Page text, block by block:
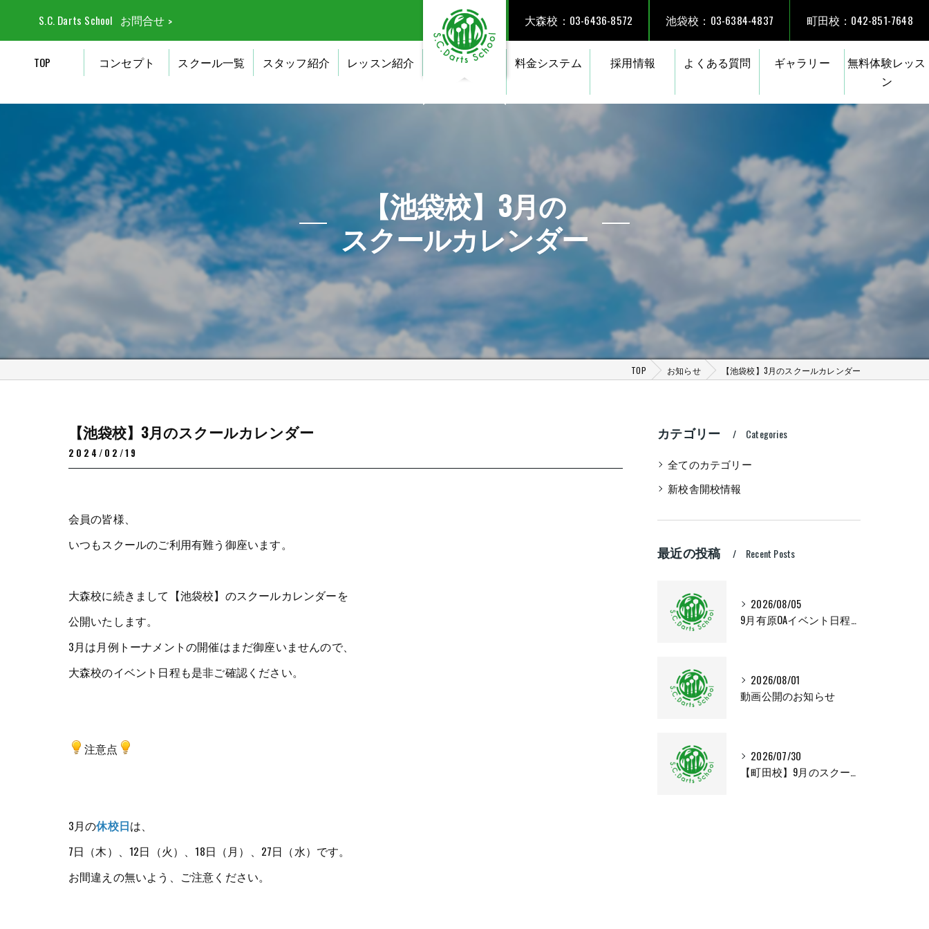
S.C. Darts School お問合せ 大森校：03-6436-8572 池袋校：03-6384-4837 町田校：042-851-7648
TOP コンセプト スクール一覧 スタッフ紹介 レッスン紹介 料金システム 採用情報 よくある質問 ギャラリー
無料体験レッス
ン
【池袋校】3月の
スクールカレンダー
TOP お知らせ 【池袋校】3月のスクールカレンダー
【池袋校】3月のスクールカレンダー
2024/02/19
会員の皆様、
いつもスクールのご利用有難う御座います。
大森校に続きまして【池袋校】のスクールカレンダーを
公開いたします。
3月は月例トーナメントの開催はまだ御座いませんので、
大森校のイベント日程も是非ご確認ください。
注意点
3月の休校日は、
7日（木）、12日（火）、18日（月）、27日（水）です。
お間違えの無いよう、ご注意ください。
カテゴリー Categories
全てのカテゴリー
新校舎開校情報
最近の投稿 Recent Posts
2026/08/05
9月有原OAイベント日程変更のお知らせ
2026/08/01
動画公開のお知らせ
2026/07/30
【町田校】9月のスクールカレンダー